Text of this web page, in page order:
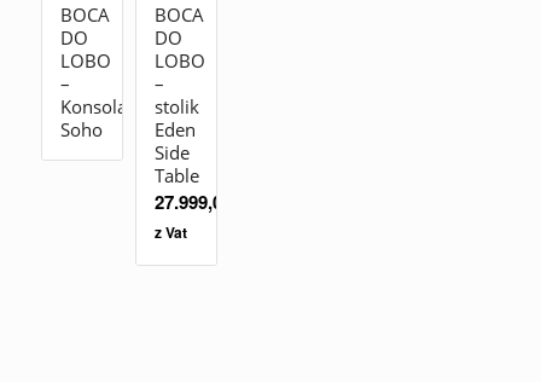
BOCA
DO
LOBO
–
Konsola
Soho
BOCA
DO
LOBO
–
stolik
Eden
Side
Table
27.999,00
z Vat